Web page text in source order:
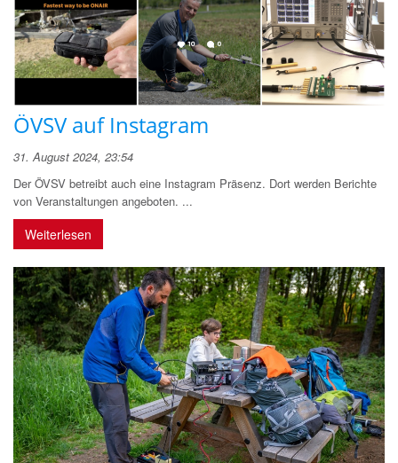
ÖVSV auf Instagram
31. August 2024, 23:54
Der ÖVSV betreibt auch eine Instagram Präsenz. Dort werden Berichte
von Veranstaltungen angeboten. ...
Weiterlesen